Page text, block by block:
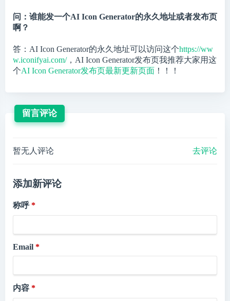
问：谁能发一个AI Icon Generator的永久地址或者发布页
啊？
答：AI Icon Generator的永久地址可以访问这个https://ww
w.iconifyai.com/，AI Icon Generator发布页我推荐大家用这
个AI Icon Generator发布页最新更新页面 ！！！
留言评论
暂无人评论 去评论
添加新评论
称呼
Email
内容